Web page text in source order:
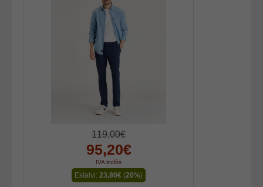
119,00€
95,20€
IVA inclòs
Estalvi: 23,80€ (20%)